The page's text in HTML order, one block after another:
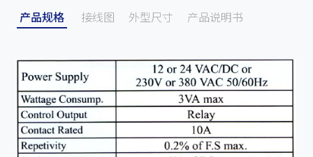
产品规格 接线图 外型尺寸 产品说明书